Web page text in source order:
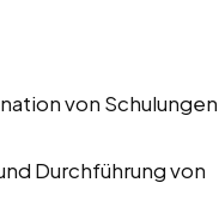
von Schulungen
Durchführung von